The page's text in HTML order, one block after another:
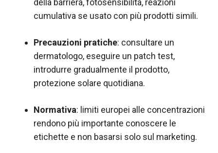
della barriera, fotosensibilità, reazioni
cumulativa se usato con più prodotti simili.
Precauzioni pratiche: consultare un
dermatologo, eseguire un patch test,
introdurre gradualmente il prodotto,
protezione solare quotidiana.
Normativa: limiti europei alle concentrazioni
rendono più importante conoscere le
etichette e non basarsi solo sul marketing.